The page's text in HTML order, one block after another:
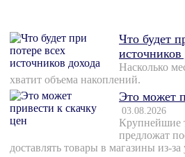
Что будет
источников
Насколько
хватит объема накоплений.
Это может
03.08.2026
Крупнейшие
предложат
доставлять товары в магазины из-за